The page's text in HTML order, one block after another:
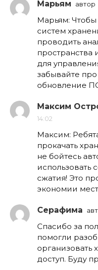
Марьям автор
Марьям:
систем
проводить
пространства
для
забывайте
обновление
Максим
14:02
Максим:
прокачать
не бойтесь
использовать
сжатия! Это
экономии
Серафима
Спасибо за
помогли
организовать
доступ. Буду